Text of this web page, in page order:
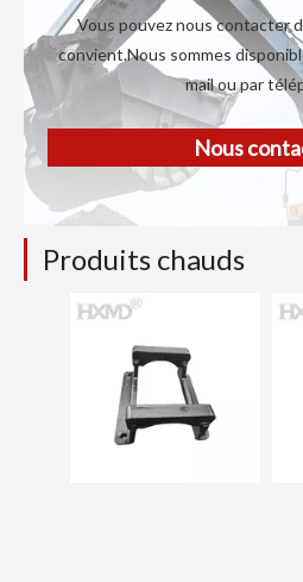
Vous pouvez nous contacter
convient.Nous sommes
mail ou par
Nous
Produits chauds